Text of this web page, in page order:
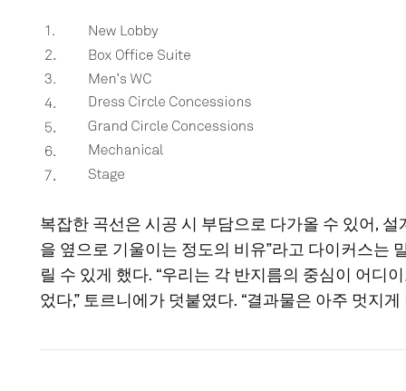
복잡한 곡선은 시공 시 부담으로 다가올 수 있어,
을 옆으로 기울이는 정도의 비유”라고 다이커스는
릴 수 있게 했다. “우리는 각 반지름의 중심이 어디
었다,” 토르니에가 덧붙였다. “결과물은 아주 멋지